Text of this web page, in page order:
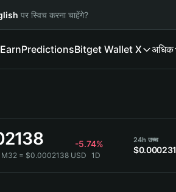
पर स्विच करना चाहेंगे?
EarnPredictionsBitget Wallet X अधिक
-5.74%
M32 = $0.0002138 USD 1D
24h उच्च
$0.000231